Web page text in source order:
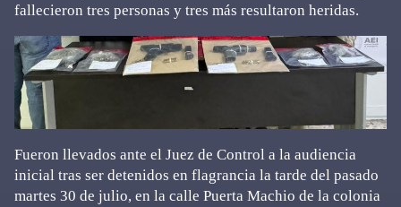
fallecieron tres personas y tres más resultaron heridas.
Fueron llevados ante el Juez de Control a la audiencia
inicial tras ser detenidos en flagrancia la tarde del pasado
martes 30 de julio, en la calle Puerta Machio de la colonia